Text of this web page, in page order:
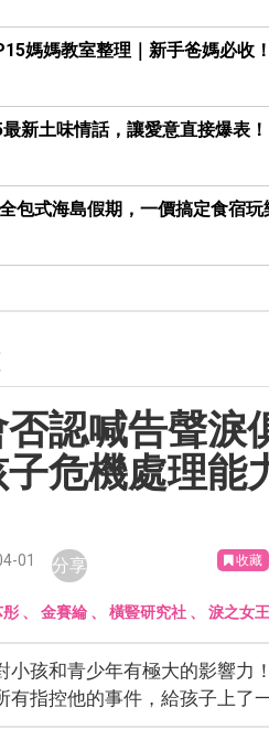
媽媽教室整理｜新手爸媽必收
新土味情話，讓愛意直接爆表！
包式海島假期，一價搞定食宿玩
認喊告聲淚
危機處理能
01 分享 收藏
彤 、金賽綸 、橫豎研究社 、淚之女王
小孩和青少年有極大的影響力
有指控他的事件，給孩子上了